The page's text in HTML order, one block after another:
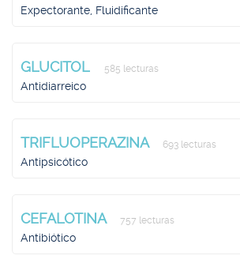
Expectorante, Fluidificante
GLUCITOL 585 lecturas
Antidiarreico
TRIFLUOPERAZINA 693 lecturas
Antipsicótico
CEFALOTINA 757 lecturas
Antibiótico